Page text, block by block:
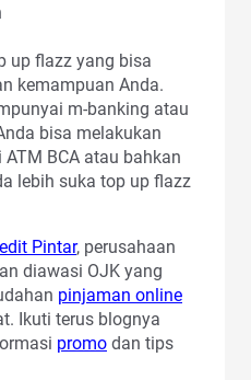
up flazz yang bisa
kemampuan Anda.
m-banking atau
bisa melakukan
BCA atau bahkan
lebih suka top up flazz
Pintar, perusahaan
diawasi OJK yang
pinjaman online
Ikuti terus blognya
promo dan tips